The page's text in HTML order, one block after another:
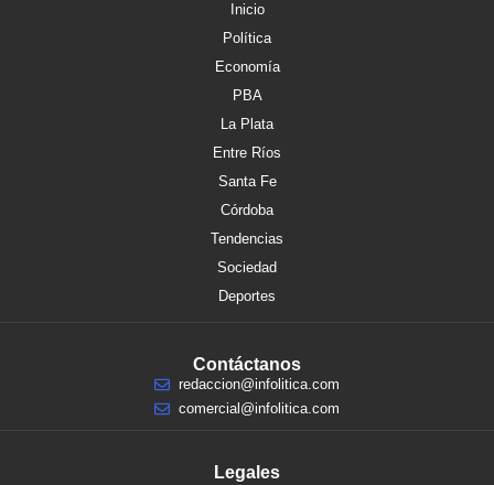
Inicio
Política
Economía
PBA
La Plata
Entre Ríos
Santa Fe
Córdoba
Tendencias
Sociedad
Deportes
Contáctanos
redaccion@infolitica.com
comercial@infolitica.com
Legales